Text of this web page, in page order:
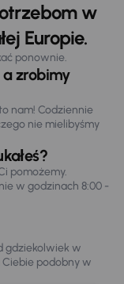
w
Europie.
ponownie.
a zrobimy
nam! Codziennie
nie mielibyśmy
pomożemy.
w godzinach 8:00 -
gdziekolwiek w
Ciebie podobny w